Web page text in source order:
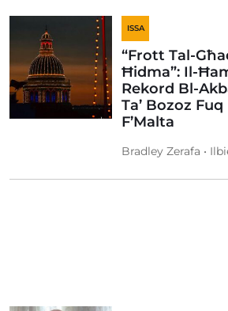
ISSA
“Frott Tal-
Ħidma”: Il-
Rekord Bl-
Ta’ Bozoz
F’Malta
Bradley Zerafa •